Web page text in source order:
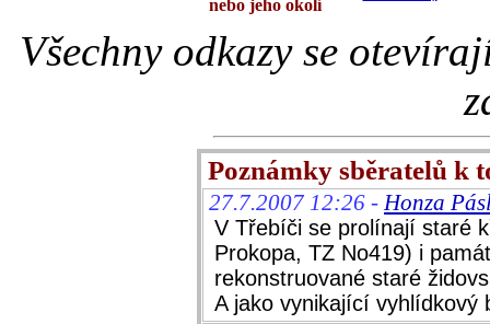
nebo jeho okolí
Všechny odkazy se
Poznámky sběratelů k
27.7.2007 12:26 - Honza
V Třebíči se prolínají staré
Prokopa, TZ No419) i
rekonstruované staré
A jako vynikající vyhlídkový